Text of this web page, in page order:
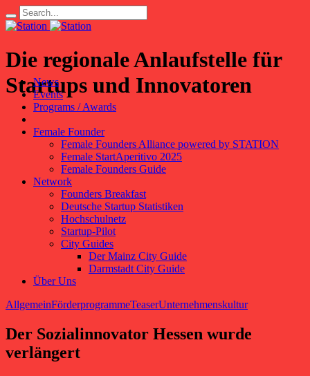
Die regionale Anlaufstelle für
Startups und Innovatoren
News
Events
Programs / Awards
Female Founder
Female Founders Alliance powered by STATION
Female StartAperitivo 2025
Female Founders Guide
Network
Founders Breakfast
Deutsche Startup Statistiken
Hochschulnetz
Startup-Pilot
City Guides
Der Mainz City Guide
Darmstadt City Guide
Über Uns
AllgemeinFörderprogrammeTeaserUnternehmenskultur
Der Sozialinnovator Hessen wurde
verlängert